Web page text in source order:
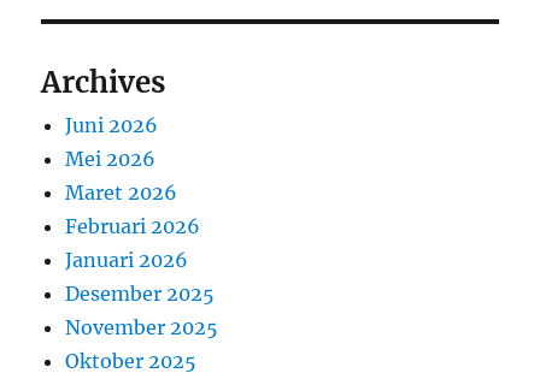
Archives
Juni 2026
Mei 2026
Maret 2026
Februari 2026
Januari 2026
Desember 2025
November 2025
Oktober 2025